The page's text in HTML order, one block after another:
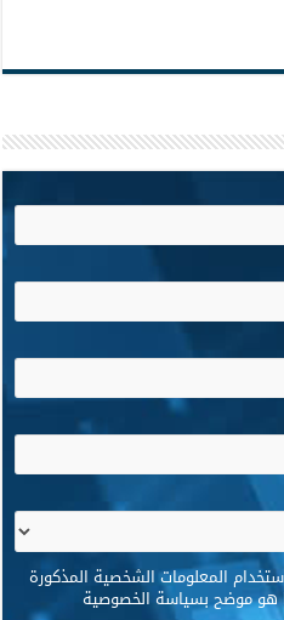
المعلومات الشخصية المذكورة
هو موضح بسياسة الخصوصية